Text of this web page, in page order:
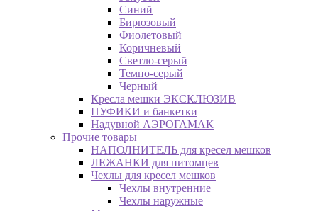
Синий
Бирюзовый
Фиолетовый
Коричневый
Светло-серый
Темно-серый
Черный
Кресла мешки ЭКСКЛЮЗИВ
ПУФИКИ и банкетки
Надувной АЭРОГАМАК
Прочие товары
НАПОЛНИТЕЛЬ для кресел мешков
ЛЕЖАНКИ для питомцев
Чехлы для кресел мешков
Чехлы внутренние
Чехлы наружные